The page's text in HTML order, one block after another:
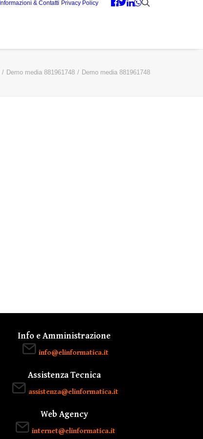
Informazioni & Contatti Privacy Policy
Demo media 881961748 Demo media 881961748
Info e Amministrazione
info@elinformatica.it
Assistenza Tecnica
assistenza@elinformatica.it
Web Agency
internet@elinformatica.it